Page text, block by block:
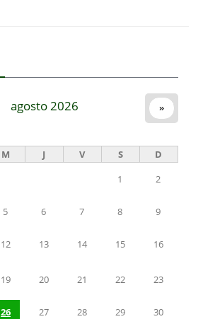
agosto 2026 »
M J V S
D
1
2
5 6 7 8 9
12 13 14 15 16
19 20 21 22 23
26 27 28 29 30